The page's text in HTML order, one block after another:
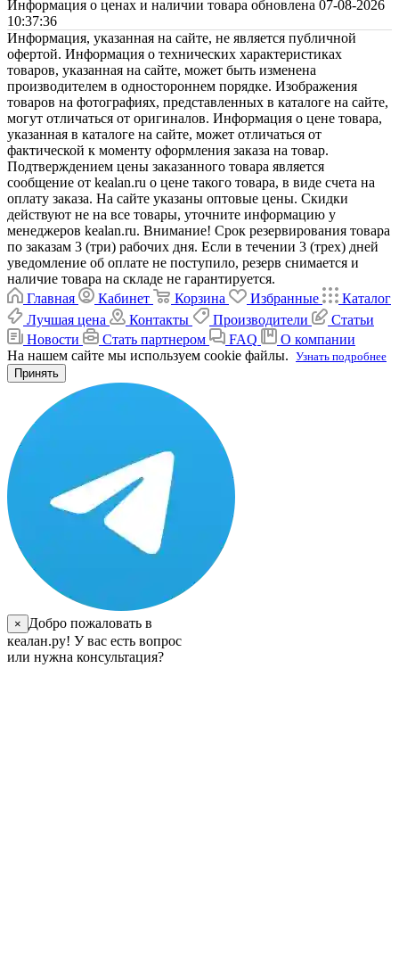
Информация о ценах и наличии товара обновлена 07-08-2026
10:37:36
Информация, указанная на сайте, не является публичной
офертой. Информация о технических характеристиках
товаров, указанная на сайте, может быть изменена
производителем в одностороннем порядке. Изображения
товаров на фотографиях, представленных в каталоге на сайте,
могут отличаться от оригиналов. Информация о цене товара,
указанная в каталоге на сайте, может отличаться от
фактической к моменту оформления заказа на товар.
Подтверждением цены заказанного товара является
сообщение от kealan.ru о цене такого товара, в виде счета на
оплату заказа. На сайте указаны оптовые цены. Скидки
действуют не на все товары, уточните информацию у
менеджеров kealan.ru. Внимание! Срок резервирования товара
по заказам 3 (три) рабочих дня. Если в течении 3 (трех) дней
уведомление об оплате не поступило, резерв снимается и
наличие товара на складе не гарантируется.
Главная
Кабинет Корзина Избранные
Каталог
Лучшая цена
Контакты Производители
Статьи
Новости
Стать партнером FAQ
О компании
На нашем сайте мы используем cookie файлы. Узнать подробнее
Принять
×
Добро пожаловать в
кеалан.ру! У вас есть вопрос
или нужна консультация?